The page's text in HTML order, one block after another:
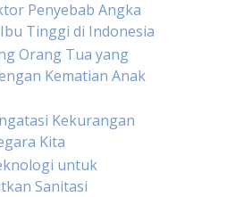
Penyebab Angka
Tinggi di Indonesia
Orang Tua yang
Kematian Anak
Kekurangan
Kita
untuk
Sanitasi